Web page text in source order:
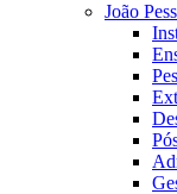
João